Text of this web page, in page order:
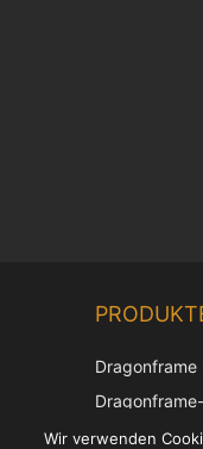
Dragonframe
DDMX-512
Wir verwenden